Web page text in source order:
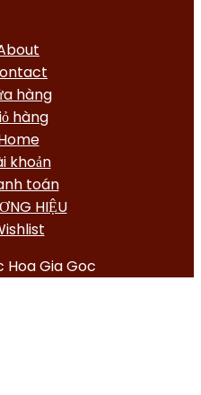
hàng
hàng
khoản
toán
HIỆU
Hoa Gia Goc